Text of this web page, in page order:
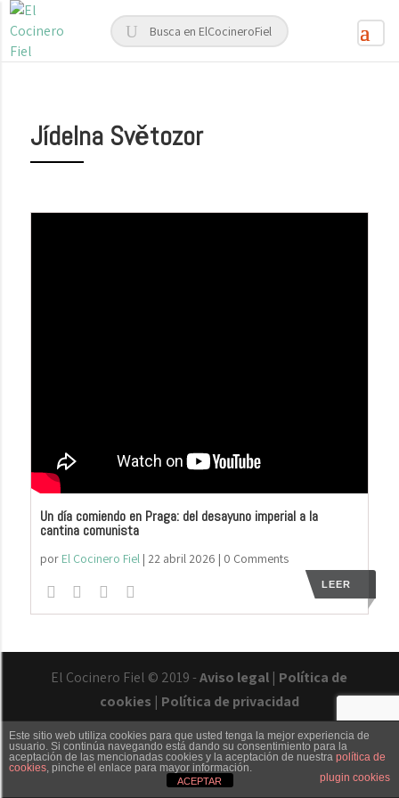
Jídelna Světozor
Un día comiendo en Praga: del desayuno imperial a la
cantina comunista
por El Cocinero Fiel| 22 abril 2026 | 0 Comments
LEER
El Cocinero Fiel © 2019 -Aviso legal | Política de
cookies | Política de privacidad
Txaber Allué Redes sociales Contacto
Este sitio web utiliza cookies para que usted tenga la mejor experiencia de
usuario. Si continúa navegando está dando su consentimiento para la
aceptación de las mencionadas cookies y la aceptación de nuestra política de
cookies, pinche el enlace para mayor información.
plugin cookies
ACEPTAR